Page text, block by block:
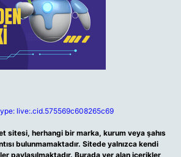
live:.cid.575569c608265c69
sitesi, herhangi bir marka, kurum veya şahıs
bulunmamaktadır. Sitede yalnızca kendi
paylaşılmaktadır. Burada yer alan içerikler